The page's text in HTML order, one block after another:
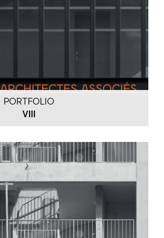
PORTFOLIO
VIII